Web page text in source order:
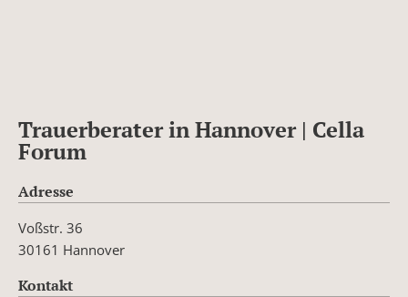
Trauerberater in Hannover | Cella
Forum
Adresse
Voßstr. 36
30161 Hannover
Kontakt